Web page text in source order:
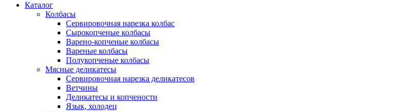
Каталог
Колбасы
Сервировочная нарезка колбас
Сырокопченые колбасы
Варено-копченые колбасы
Вареные колбасы
Полукопченые колбасы
Мясные деликатесы
Сервировочная нарезка деликатесов
Ветчины
Деликатесы и копчености
Язык, холодец